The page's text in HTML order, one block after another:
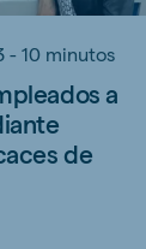
- 10 minutos
a
de